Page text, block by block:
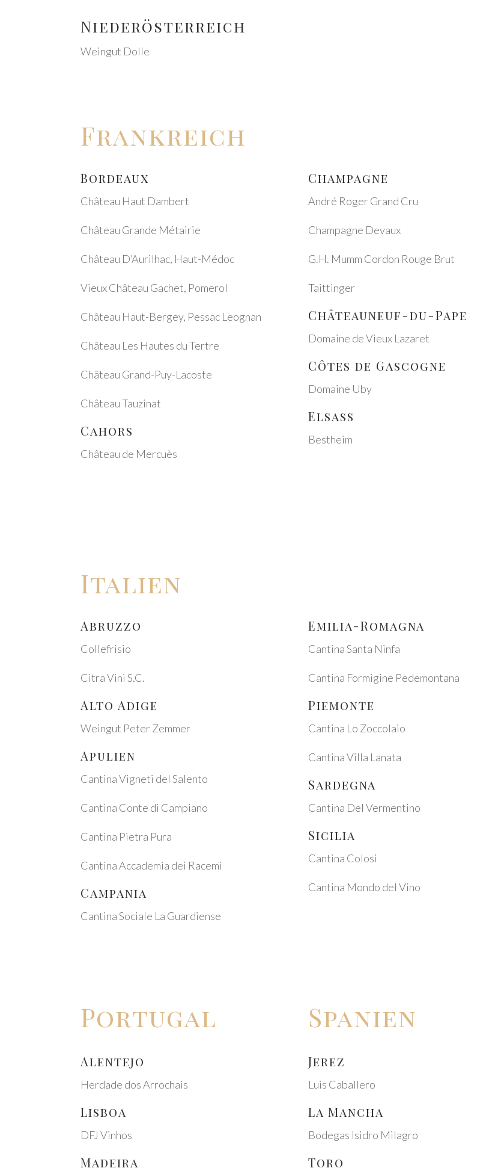
Nieder­ös­ter­reich
Wein­gut Dolle
Frank­reich
Bordeaux
Château Haut Dambert
Château Gran­de Métai­rie
Château D’Au­ril­hac, Haut-Médoc
Vieux Château Gachet, Pome­rol
Château Haut-Bergey, Pessac Leognan
Château Les Hautes du Tert­re
Château Grand-Puy-Lacos­te
Château Tauzi­nat
Cahors
Château de Mercuès
Cham­pa­gne
André Roger Grand Cru
Cham­pa­gne Devaux
G.H. Mumm Cordon Rouge Brut
Tait­tin­ger
Château­neuf-du-Pape
Domaine de Vieux Laza­ret
Côtes de Gasco­gne
Domaine Uby
Elsass
Best­heim
Itali­en
Abruz­zo
Colle­fri­sio
Citra Vini S.C.
Alto Adige
Wein­gut Peter Zemmer
Apuli­en
Canti­na Vigne­ti del Salen­to
Canti­na Conte di Campia­no
Canti­na Pietra Pura
Canti­na Acca­de­mia dei Race­mi
Campa­nia
Canti­na Socia­le La Guar­di­ense
Emilia-Roma­gna
Canti­na Santa Ninfa
Canti­na Formi­gi­ne Pede­mon­ta­na
Piemon­te
Canti­na Lo Zocco­laio
Canti­na Villa Lanata
Sarde­gna
Canti­na Del Vermen­ti­no
Sici­lia
Canti­na Colo­si
Canti­na Mondo del Vino
Portu­gal
Alen­te­jo
Herda­de dos Arro­chais
Lisboa
DFJ Vinhos
Madei­ra
Spani­en
Jerez
Luis Cabal­le­ro
La Mancha
Bode­gas Isidro Mila­gro
Toro